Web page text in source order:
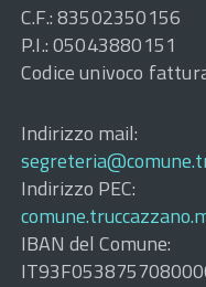
C.F.: 83502350156
P.I.: 05043880151
Codice univoco
Indirizzo mail:
Indirizzo PEC:
IBAN del Comune: